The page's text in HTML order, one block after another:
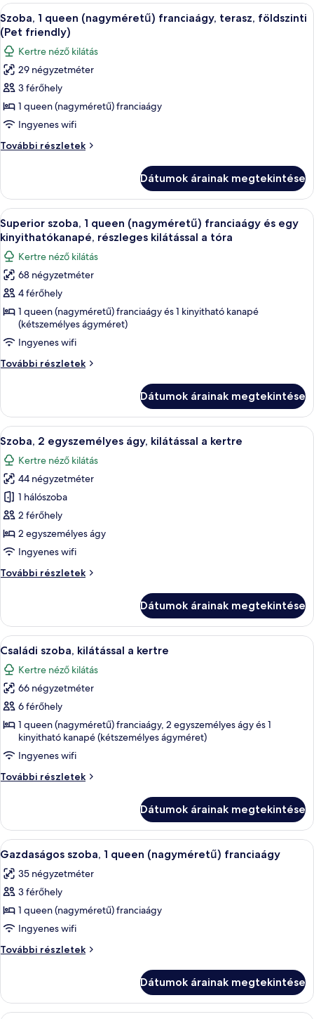
tóra
további
részletei
A
következő
szoba
összes
képének
megtekintése:
Szoba,
1
queen
(nagyméretű)
terasz,
földszinti
(Pet
friendly)
Egy fedett terasz, amelyen fonott
11
Szoba, 1 queen (nagyméretű) franciaágy, terasz, földszinti
(Pet friendly)
Kertre néző kilátás
29 négyzetméter
3 férőhely
1 queen (nagyméretű) franciaágy
Ingyenes wifi
További részletek
Szoba,
franciaágy,
terasz,
földszinti
(Pet
friendly)
további
részletei
Dátumok árainak megtekintése
A
következő
szoba
összes
képének
megtekintése:
Superior
szoba,
1
queen
és
egy
kinyithatókanapé,
részleges
kilátással
a
tóra
Egy hálószoba, amelyben egy nagy
10
Superior szoba, 1 queen (nagyméretű) franciaágy és egy
kinyithatókanapé, részleges kilátással a tóra
Kertre néző kilátás
68 négyzetméter
4 férőhely
1 queen (nagyméretű) franciaágy és 1 kinyitható kanapé
(kétszemélyes ágyméret)
Ingyenes wifi
További részletek
Superior
(nagyméretű)
franciaágy
és
kinyithatókanapé,
részleges
kilátással
a
tóra
további
részletei
Dátumok árainak megtekintése
A
következő
szoba
összes
képének
megtekintése:
Szoba,
2
egyszemélyes
ágy,
kertre
Egy hagyományos falu, melynek
10
Szoba, 2 egyszemélyes ágy, kilátással a kertre
Kertre néző kilátás
44 négyzetméter
1 hálószoba
2 férőhely
2 egyszemélyes ágy
Ingyenes wifi
További részletek
Szoba,
kilátással
kertre
részletei
Dátumok árainak megtekintése
A
következő
szoba
összes
képének
megtekintése:
Családi
szoba,
kilátással
Egy hagyományos, fából készült
13
Családi szoba, kilátással a kertre
Kertre néző kilátás
66 négyzetméter
6 férőhely
1 queen (nagyméretű) franciaágy, 2 egyszemélyes ágy és 1
kinyitható kanapé (kétszemélyes ágyméret)
Ingyenes wifi
További részletek
Családi
kertre
további
részletei
Dátumok árainak megtekintése
A
következő
szoba
összes
képének
megtekintése:
Gazdaságos
szoba,
queen
(nagyméretű)
Egy fürdőszoba, amelyben WC,
7
Gazdaságos szoba, 1 queen (nagyméretű) franciaágy
35 négyzetméter
3 férőhely
1 queen (nagyméretű) franciaágy
Ingyenes wifi
További részletek
Gazdaságos
(nagyméretű)
franciaágy
Dátumok árainak megtekintése